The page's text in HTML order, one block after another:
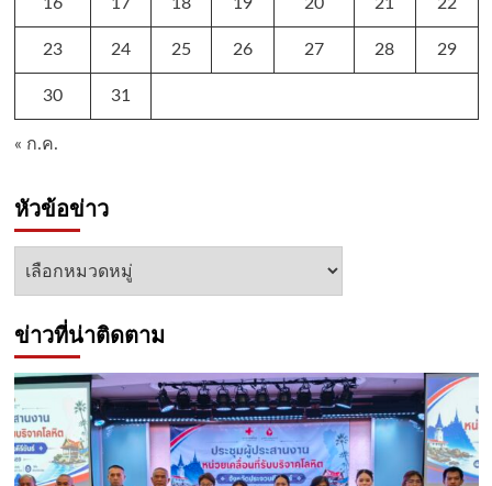
23 24 25 26 27 28 29
30 31
« ก.ค.
หัวข้อข่าว
หัวข้อ
ข่าวที่น่าติดตาม